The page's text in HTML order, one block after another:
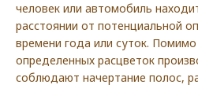
человек или автомобиль
расстоянии от потенциальной
времени года или суток.
определенных расцветок
соблюдают начертание полос,